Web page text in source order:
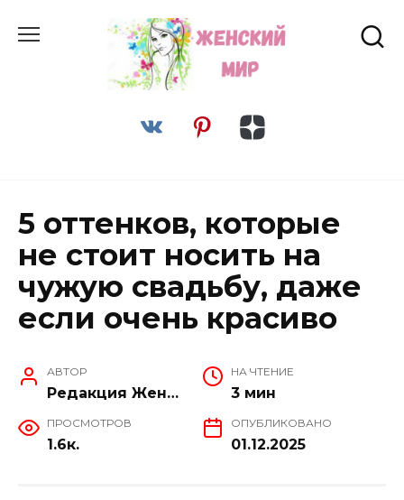
содержанию
5 оттенков, которые
не стоит носить на
чужую свадьбу, даже
если очень красиво
АВТОР
Редакция Женский Мир
НА ЧТЕНИЕ
3 мин
ПРОСМОТРОВ
1.6к.
ОПУБЛИКОВАНО
01.12.2025